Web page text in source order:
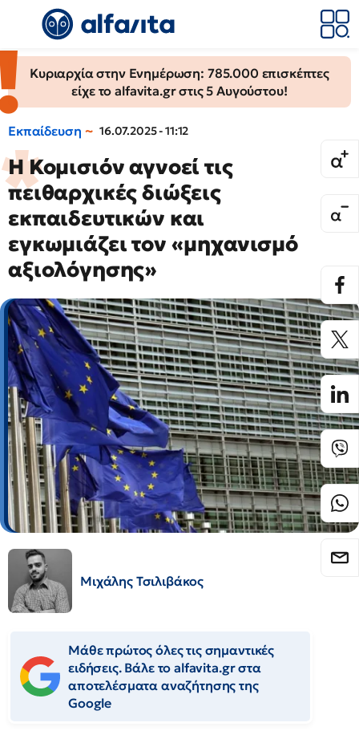
Κυριαρχία στην Ενημέρωση: 785.000 επισκέπτες
είχε το alfavita.gr στις 5 Αυγούστου!
Εκπαίδευση 16.07.2025 - 11:12
Η Κομισιόν αγνοεί τις
πειθαρχικές διώξεις
εκπαιδευτικών και
εγκωμιάζει τον «μηχανισμό
αξιολόγησης»
Μιχάλης Τσιλιβάκος
Μάθε πρώτος όλες τις σημαντικές
ειδήσεις. Βάλε το alfavita.gr στα
αποτελέσματα αναζήτησης της
Google